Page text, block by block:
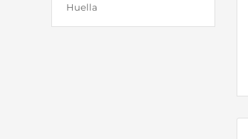
Huella